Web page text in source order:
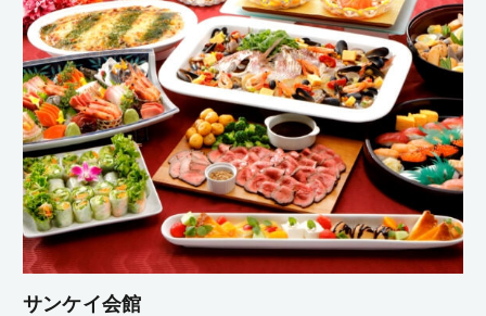
サンケイ会館